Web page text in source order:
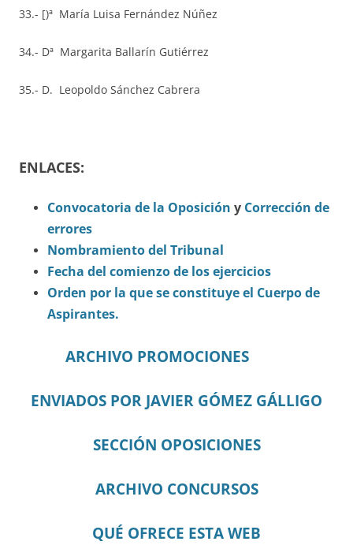
33.- [)ª María Luisa Fernández Núñez
34.- Dª Margarita Ballarín Gutiérrez
35.- D. Leopoldo Sánchez Cabrera
ENLACES:
Convocatoria de la Oposición y Corrección de
errores
Nombramiento del Tribunal
Fecha del comienzo de los ejercicios
Orden por la que se constituye el Cuerpo de
Aspirantes.
ARCHIVO PROMOCIONES
ENVIADOS POR JAVIER GÓMEZ GÁLLIGO
SECCIÓN OPOSICIONES
ARCHIVO CONCURSOS
QUÉ OFRECE ESTA WEB